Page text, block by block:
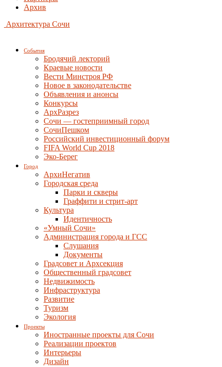
Архив
Архитектура Сочи
События
Бродячий лекторий
Краевые новости
Вести Минстроя РФ
Новое в законодательстве
Объявления и анонсы
Конкурсы
АрхРазрез
Сочи — гостеприимный город
СочиПешком
Российский инвестиционный форум
FIFA World Cup 2018
Эко-Берег
Город
АрхиНегатив
Городская среда
Парки и скверы
Граффити и стрит-арт
Культура
Идентичность
«Умный Сочи»
Администрация города и ГСС
Слушания
Документы
Градсовет и Архсекция
Общественный градсовет
Недвижимость
Инфраструктура
Развитие
Туризм
Экология
Проекты
Иностранные проекты для Сочи
Реализации проектов
Интерьеры
Дизайн